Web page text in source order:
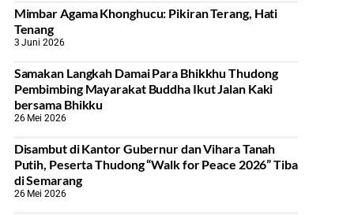
Mimbar Agama Khonghucu: Pikiran Terang, Hati
Tenang
3 Juni 2026
Samakan Langkah Damai Para Bhikkhu Thudong
Pembimbing Mayarakat Buddha Ikut Jalan Kaki
bersama Bhikku
26 Mei 2026
Disambut di Kantor Gubernur dan Vihara Tanah
Putih, Peserta Thudong “Walk for Peace 2026” Tiba
di Semarang
26 Mei 2026